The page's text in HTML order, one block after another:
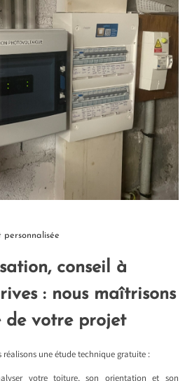
conseil à
: nous maîtrisons
de votre projet
une étude technique gratuite :